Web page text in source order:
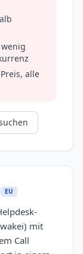
alle
EU
mit
Call